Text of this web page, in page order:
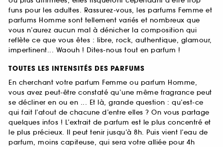
funs pour les adultes. Rassurez-vous, les parfums Femme et
parfums Homme sont tellement variés et nombreux que
vous n’aurez aucun mal à dénicher la composition qui
reflète ce que vous êtes : libre, rock, authentique, glamour,
impertinent... Waouh ! Dites-nous tout en parfum !
TOUTES LES INTENSITÉS DES PARFUMS
En cherchant votre parfum Femme ou parfum Homme,
vous avez peut-être constaté qu’une même fragrance peut
se décliner en ou en ... Et là, grande question : qu’est-ce
qui fait l’atout de chacune d’entre elles ? On vous partage
quelques infos ! L’extrait de parfum est le plus concentré et
le plus précieux. Il peut tenir jusqu’à 8h. Puis vient l’eau de
parfum, moins capiteuse, qui sera votre alliée pour 4h